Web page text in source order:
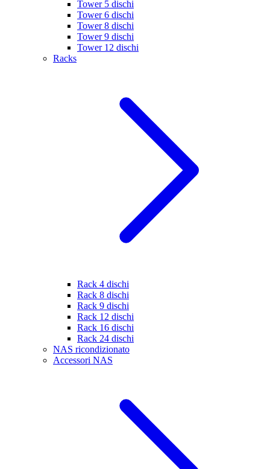
Tower 5 dischi
Tower 6 dischi
Tower 8 dischi
Tower 9 dischi
Tower 12 dischi
Racks
Rack 4 dischi
Rack 8 dischi
Rack 9 dischi
Rack 12 dischi
Rack 16 dischi
Rack 24 dischi
NAS ricondizionato
Accessori NAS